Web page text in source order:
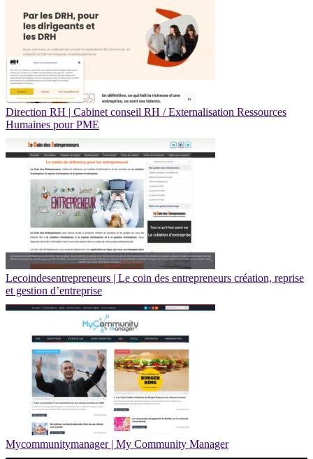
Direction RH | Cabinet conseil RH / Externalisation Ressources
Humaines pour PME
Lecoindesentrepreneurs | Le coin des entrep­re­neurs création, reprise
et gestion d’entreprise
Mycommunitymanager | My Community Manager